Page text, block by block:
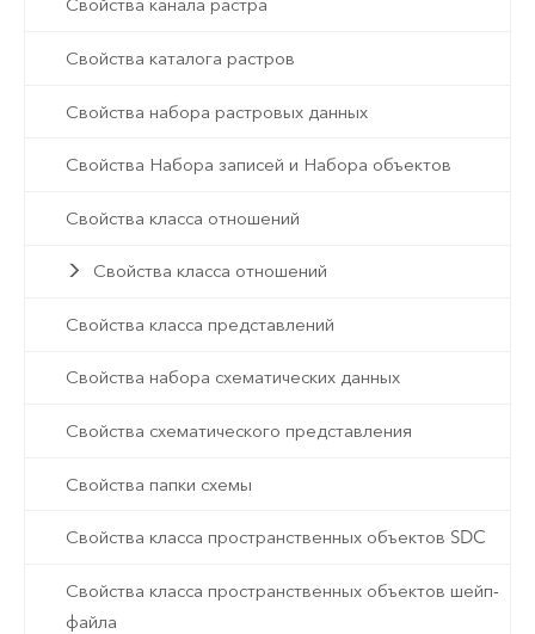
Свойства канала растра
Свойства каталога растров
Свойства набора растровых данных
Свойства Набора записей и Набора объектов
Свойства класса отношений
Свойства класса отношений
Свойства класса представлений
Свойства набора схематических данных
Свойства схематического представления
Свойства папки схемы
Свойства класса пространственных объектов SDC
Свойства класса пространственных объектов шейп-
файла